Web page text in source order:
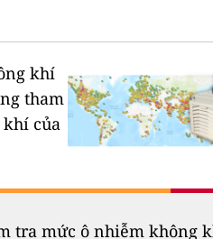
khí
tham
của
tra mức ô nhiễm không